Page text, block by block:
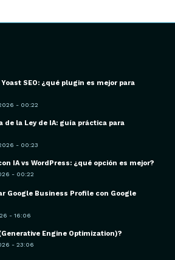
SEO: ¿qué plugin es mejor para
- 00:22
de la Ley de IA: guía práctica para
- 00:23
IA vs WordPress: ¿qué opción es mejor?
- 00:22
Google Business Profile con Google
- 16:06
(Generative Engine Optimization)?
- 23:06